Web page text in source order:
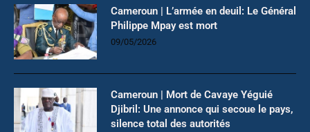
Cameroun | L’armée en deuil: Le Général
Philippe Mpay est mort
09/05/2026
Cameroun | Mort de Cavaye Yéguié
Djibril: Une annonce qui secoue le pays,
silence total des autorités